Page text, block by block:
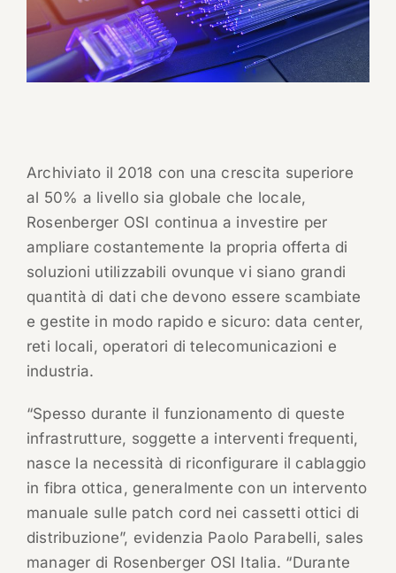
Archiviato il 2018 con una crescita superiore
al 50% a livello sia globale che locale,
Rosenberger OSI continua a investire per
ampliare costantemente la propria offerta di
soluzioni utilizzabili ovunque vi siano grandi
quantità di dati che devono essere scambiate
e gestite in modo rapido e sicuro: data center,
reti locali, operatori di telecomunicazioni e
industria.
“Spesso durante il funzionamento di queste
infrastrutture, soggette a interventi frequenti,
nasce la necessità di riconfigurare il cablaggio
in fibra ottica, generalmente con un intervento
manuale sulle patch cord nei cassetti ottici di
distribuzione”, evidenzia Paolo Parabelli, sales
manager di Rosenberger OSI Italia. “Durante